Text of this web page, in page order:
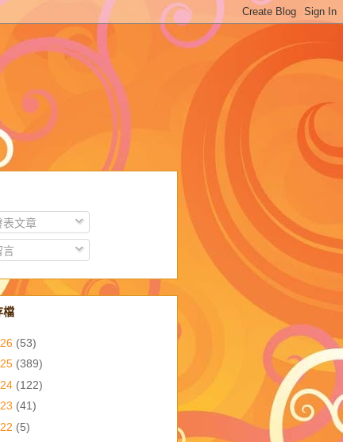
表文章
言
檔
(53)
(389)
(122)
(41)
(5)